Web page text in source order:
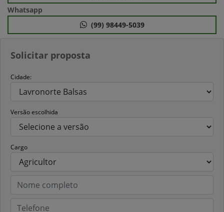
Solicitar proposta
Cidade:
Versão escolhida
Cargo
Whatsapp
(99) 98449-5039